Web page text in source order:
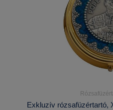
Exkluzív rózsafüzértartó,